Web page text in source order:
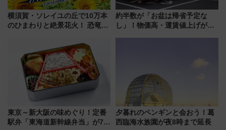
横須賀・ソレイユの丘で10万本
のひまわりと絶景花火！ 恐竜や
帰りお出かけ最新情報（2026年
7月17日～開催）
約半数が「お盆は帰省予定な
し」！物価高・運賃値上げが財
東京～新大阪の味めぐり！定番
駅弁「東海道新幹線弁当」が7月
夕暮れのペンギンと会おう！葛
西臨海水族園が夜8時まで延長